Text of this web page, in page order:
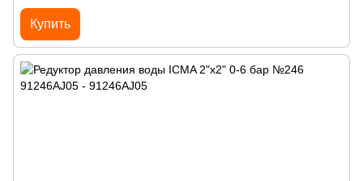
Купить